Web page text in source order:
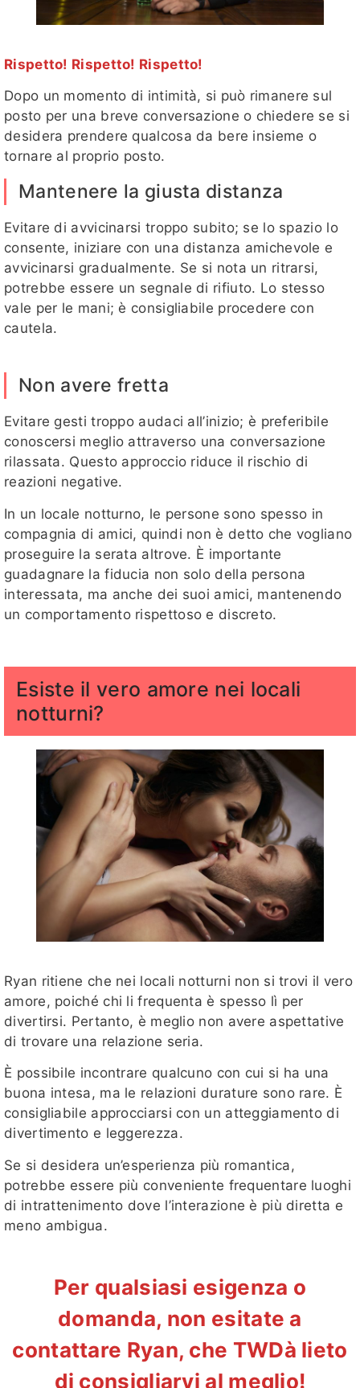
Rispetto! Rispetto! Rispetto!
Dopo un momento di intimità, si può rimanere sul
posto per una breve conversazione o chiedere se si
desidera prendere qualcosa da bere insieme o
tornare al proprio posto.
Mantenere la giusta distanza
Evitare di avvicinarsi troppo subito; se lo spazio lo
consente, iniziare con una distanza amichevole e
avvicinarsi gradualmente. Se si nota un ritrarsi,
potrebbe essere un segnale di rifiuto. Lo stesso
vale per le mani; è consigliabile procedere con
cautela.
Non avere fretta
Evitare gesti troppo audaci all’inizio; è preferibile
conoscersi meglio attraverso una conversazione
rilassata. Questo approccio riduce il rischio di
reazioni negative.
In un locale notturno, le persone sono spesso in
compagnia di amici, quindi non è detto che vogliano
proseguire la serata altrove. È importante
guadagnare la fiducia non solo della persona
interessata, ma anche dei suoi amici, mantenendo
un comportamento rispettoso e discreto.
Esiste il vero amore nei locali
notturni?
Ryan ritiene che nei locali notturni non si trovi il vero
amore, poiché chi li frequenta è spesso lì per
divertirsi. Pertanto, è meglio non avere aspettative
di trovare una relazione seria.
È possibile incontrare qualcuno con cui si ha una
buona intesa, ma le relazioni durature sono rare. È
consigliabile approcciarsi con un atteggiamento di
divertimento e leggerezza.
Se si desidera un’esperienza più romantica,
potrebbe essere più conveniente frequentare luoghi
di intrattenimento dove l’interazione è più diretta e
meno ambigua.
Per qualsiasi esigenza o
domanda, non esitate a
contattare Ryan, che TWDà lieto
di consigliarvi al meglio!